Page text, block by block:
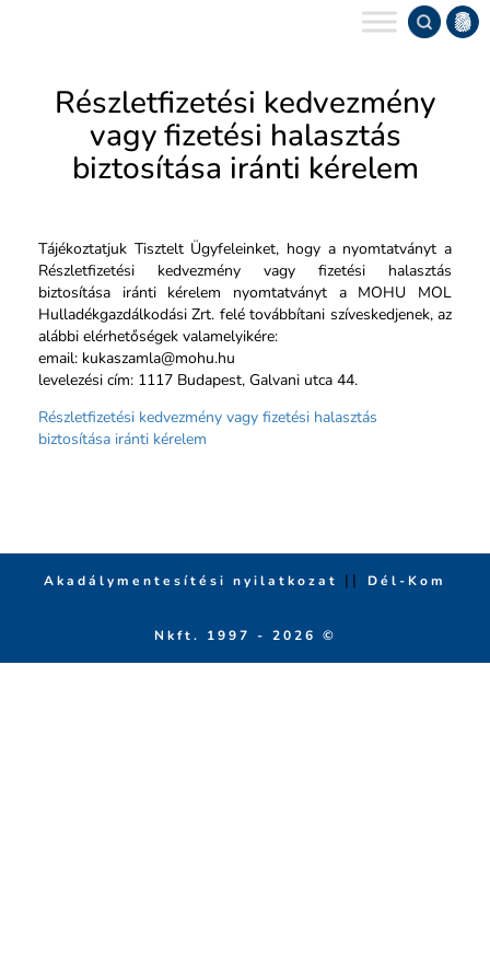
Részletfizetési kedvezmény
vagy fizetési halasztás
biztosítása iránti kérelem
Tájékoztatjuk Tisztelt Ügyfeleinket, hogy a nyomtatványt a
Részletfizetési kedvezmény vagy fizetési halasztás
biztosítása iránti kérelem nyomtatványt a MOHU MOL
Hulladékgazdálkodási Zrt. felé továbbítani szíveskedjenek, az
alábbi elérhetőségek valamelyikére:
email: kukaszamla@mohu.hu
levelezési cím: 1117 Budapest, Galvani utca 44.
Részletfizetési kedvezmény vagy fizetési halasztás
biztosítása iránti kérelem
Akadálymentesítési nyilatkozat || Dél-Kom
Nkft. 1997 - 2026 ©